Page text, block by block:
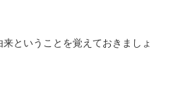
ということを覚えておきましょ